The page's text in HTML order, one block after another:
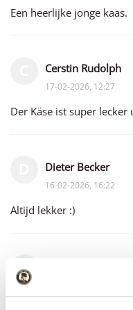
Een heerlijke jonge kaas.
Cerstin Rudolph
17-02-2026, 12:27
Der Käse ist super
Dieter Becker
16-02-2026, 16:22
Altijd lekker :)
N